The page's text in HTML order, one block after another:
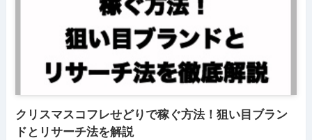
クリスマスコフレせどりで稼ぐ方法！狙い目ブラン
ドとリサーチ法を解説